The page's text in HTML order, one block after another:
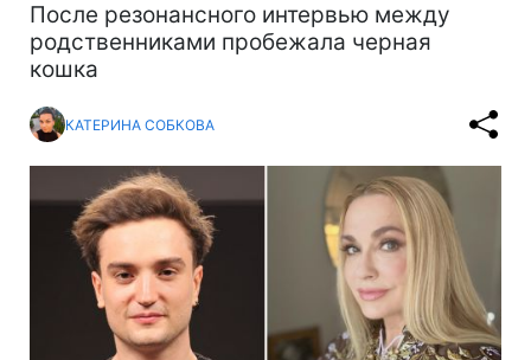
После резонансного интервью между
родственниками пробежала черная
кошка
КАТЕРИНА СОБКОВА